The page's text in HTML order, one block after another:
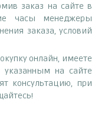
заказ на сайте в
часы менеджеры
заказа, условий
онлайн, имеете
указанным на сайте
консультацию, при